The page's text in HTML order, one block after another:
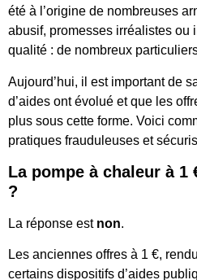
été à l’origine de nombreuses
abusif, promesses irréalistes ou
qualité : de nombreux
Aujourd’hui, il est important de
d’aides ont évolué et que les
plus sous cette forme. Voici
pratiques frauduleuses et
La pompe à chaleur à
?
La réponse est non.
Les anciennes offres à 1 €,
certains dispositifs d’aides